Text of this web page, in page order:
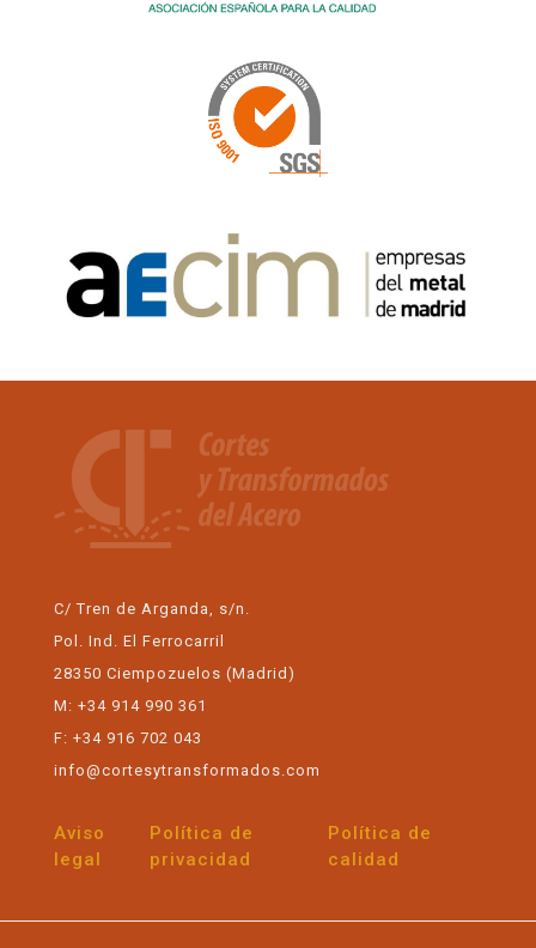
C/ Tren de Arganda, s/n.
Pol. Ind. El Ferrocarril
28350 Ciempozuelos (Madrid)
M: +34 914 990 361
F: +34 916 702 043
info@cortesytransformados.com
Aviso
legal
Política de
privacidad
Política de
calidad